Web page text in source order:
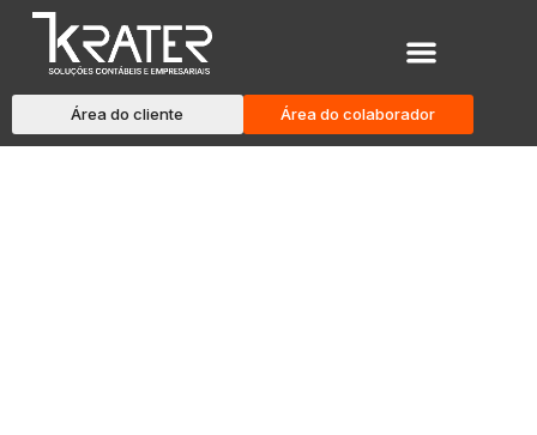
Área do cliente Área do colaborador